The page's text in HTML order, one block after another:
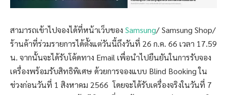
สามารถเข้าไปจองได้ที่หน้าเว็บของ Samsung/ Samsung Shop/
ร้านค้าที่ร่วมรายการได้ตั้งแต่วันนี้ถึงวันที่ 26 ก.ค. 66 เวลา 17.59
น. จากนั้นจะได้รับโค้ดทาง Email เพื่อนำไปยืนยันในการรับจอง
เครื่องพร้อมรับสิทธิพิเศษ ด้วยการจองแบบ Blind Booking ใน
ช่วงก่อนวันที่ 1 สิงหาคม 2566 โดยจะได้รับเครื่องจริงในวันที่ 7